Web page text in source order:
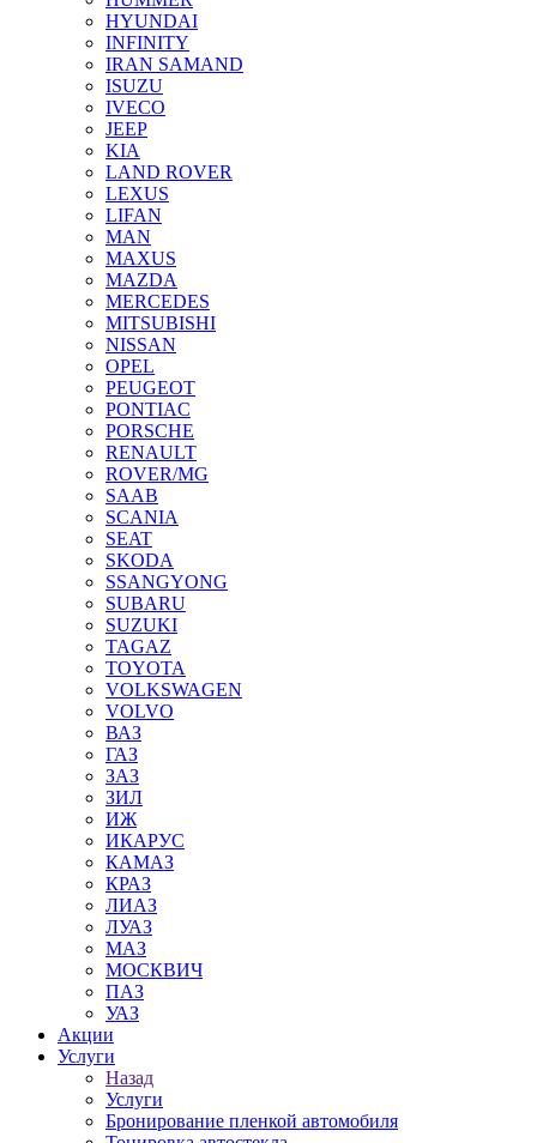
HYUNDAI
INFINITY
IRAN SAMAND
ISUZU
IVECO
JEEP
KIA
LAND ROVER
LEXUS
LIFAN
MAN
MAXUS
MAZDA
MERCEDES
MITSUBISHI
NISSAN
OPEL
PEUGEOT
PONTIAC
PORSCHE
RENAULT
ROVER/MG
SAAB
SCANIA
SEAT
SKODA
SSANGYONG
SUBARU
SUZUKI
TAGAZ
TOYOTA
VOLKSWAGEN
VOLVO
ВАЗ
ГАЗ
ЗАЗ
ЗИЛ
ИЖ
ИКАРУС
КАМАЗ
КРАЗ
ЛИАЗ
ЛУАЗ
МАЗ
МОСКВИЧ
ПАЗ
УАЗ
Акции
Услуги
Назад
Услуги
Бронирование пленкой автомобиля